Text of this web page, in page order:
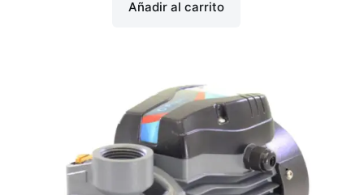
Añadir al carrito